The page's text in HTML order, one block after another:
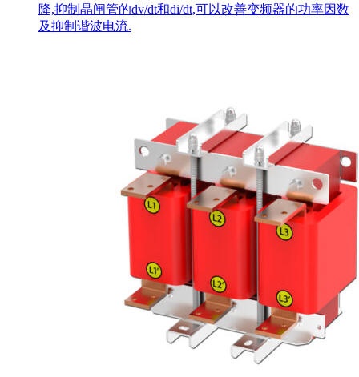
降,抑制晶闸管的dv/dt和di/dt,可以改善变频器的功率因数
及抑制谐波电流.